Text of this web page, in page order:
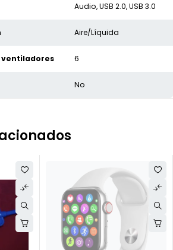
Audio, USB 2.0, USB 3.0
Aire/Líquida
ventiladores 6
No